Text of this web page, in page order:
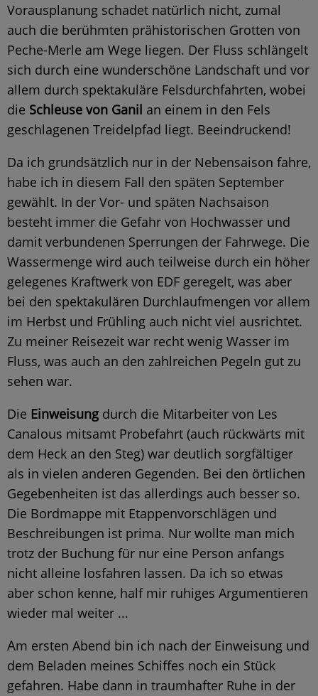
Vorausplanung schadet natürlich nicht, zumal
auch die berühmten prähistorischen Grotten von
Peche-Merle am Wege liegen. Der Fluss schlängelt
sich durch eine wunderschöne Landschaft und vor
allem durch spektakuläre Felsdurchfahrten, wobei
die Schleuse von Ganil an einem in den Fels
geschlagenen Treidelpfad liegt. Beeindruckend!
Da ich grundsätzlich nur in der Nebensaison fahre,
habe ich in diesem Fall den späten September
gewählt. In der Vor- und späten Nachsaison
besteht immer die Gefahr von Hochwasser und
damit verbundenen Sperrungen der Fahrwege. Die
Wassermenge wird auch teilweise durch ein höher
gelegenes Kraftwerk von EDF geregelt, was aber
bei den spektakulären Durchlaufmengen vor allem
im Herbst und Frühling auch nicht viel ausrichtet.
Zu meiner Reisezeit war recht wenig Wasser im
Fluss, was auch an den zahlreichen Pegeln gut zu
sehen war.
Die Einweisung durch die Mitarbeiter von Les
Canalous mitsamt Probefahrt (auch rückwärts mit
dem Heck an den Steg) war deutlich sorgfältiger
als in vielen anderen Gegenden. Bei den örtlichen
Gegebenheiten ist das allerdings auch besser so.
Die Bordmappe mit Etappenvorschlägen und
Beschreibungen ist prima. Nur wollte man mich
trotz der Buchung für nur eine Person anfangs
nicht alleine losfahren lassen. Da ich so etwas
aber schon kenne, half mir ruhiges Argumentieren
wieder mal weiter ...
Am ersten Abend bin ich nach der Einweisung und
dem Beladen meines Schiffes noch ein Stück
gefahren. Habe dann in traumhafter Ruhe in der